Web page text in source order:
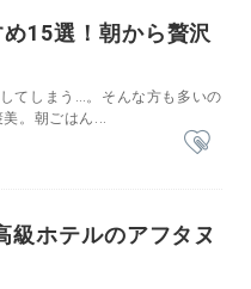
15選！朝から贅沢
てしまう…。そんな方も多いの
。朝ごはん...
級ホテルのアフタヌ